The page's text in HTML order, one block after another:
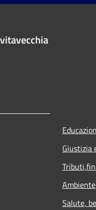
Giustizia
Ambiente
Salute,